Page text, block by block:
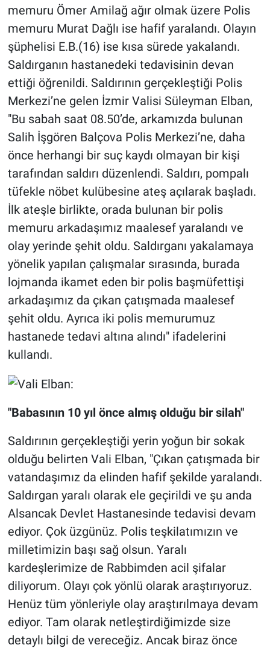
memuru Ömer Amilağ ağır olmak üzere Polis
memuru Murat Dağlı ise hafif yaralandı. Olayın
şüphelisi E.B.(16) ise kısa sürede yakalandı.
Saldırganın hastanedeki tedavisinin devan
ettiği öğrenildi. Saldırının gerçekleştiği Polis
Merkezi’ne gelen İzmir Valisi Süleyman Elban,
"Bu sabah saat 08.50’de, arkamızda bulunan
Salih İşgören Balçova Polis Merkezi’ne, daha
önce herhangi bir suç kaydı olmayan bir kişi
tarafından saldırı düzenlendi. Saldırı, pompalı
tüfekle nöbet kulübesine ateş açılarak başladı.
İlk ateşle birlikte, orada bulunan bir polis
memuru arkadaşımız maalesef yaralandı ve
olay yerinde şehit oldu. Saldırganı yakalamaya
yönelik yapılan çalışmalar sırasında, burada
lojmanda ikamet eden bir polis başmüfettişi
arkadaşımız da çıkan çatışmada maalesef
şehit oldu. Ayrıca iki polis memurumuz
hastanede tedavi altına alındı" ifadelerini
kullandı.
"Babasının 10 yıl önce almış olduğu bir silah"
Saldırının gerçekleştiği yerin yoğun bir sokak
olduğu belirten Vali Elban, "Çıkan çatışmada bir
vatandaşımız da elinden hafif şekilde yaralandı.
Saldırgan yaralı olarak ele geçirildi ve şu anda
Alsancak Devlet Hastanesinde tedavisi devam
ediyor. Çok üzgünüz. Polis teşkilatımızın ve
milletimizin başı sağ olsun. Yaralı
kardeşlerimize de Rabbimden acil şifalar
diliyorum. Olayı çok yönlü olarak araştırıyoruz.
Henüz tüm yönleriyle olay araştırılmaya devam
ediyor. Tam olarak netleştirdiğimizde size
detaylı bilgi de vereceğiz. Ancak biraz önce